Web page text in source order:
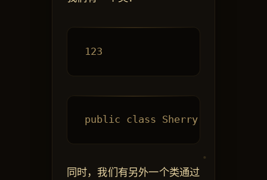
同时，我们有另外一个类通过